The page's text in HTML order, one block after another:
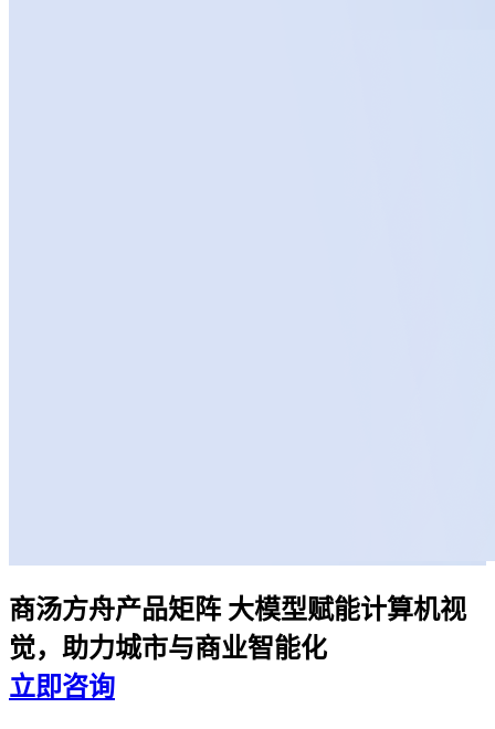
商汤方舟产品矩阵 大模型赋能计算机视
觉，助力城市与商业智能化
立即咨询